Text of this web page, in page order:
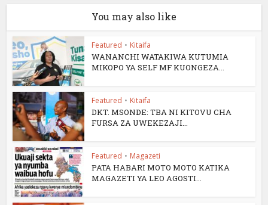
You may also like
Featured • Kitaifa
WANANCHI WATAKIWA KUTUMIA
MIKOPO YA SELF MF KUONGEZA...
Featured • Kitaifa
DKT. MSONDE: TBA NI KITOVU CHA
FURSA ZA UWEKEZAJI...
Featured • Magazeti
PATA HABARI MOTO MOTO KATIKA
MAGAZETI YA LEO AGOSTI...